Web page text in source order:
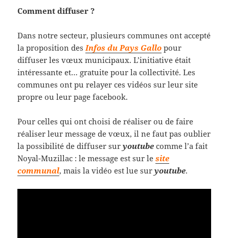
Comment diffuser ?
Dans notre secteur, plusieurs communes ont accepté
la proposition des Infos du Pays Gallo pour
diffuser les vœux municipaux. L’initiative était
intéressante et… gratuite pour la collectivité. Les
communes ont pu relayer ces vidéos sur leur site
propre ou leur page facebook.
Pour celles qui ont choisi de réaliser ou de faire
réaliser leur message de vœux, il ne faut pas oublier
la possibilité de diffuser suryoutubecomme l’a fait
Noyal-Muzillac : le message est sur lesite
communal, mais la vidéo est lue suryoutube.